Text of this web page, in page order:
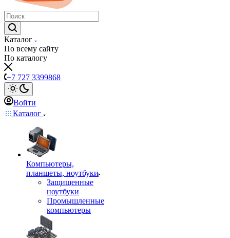
Каталог
По всему сайту
По каталогу
+7 727 3399868
Войти
Каталог
Компьютеры,
планшеты, ноутбуки
Защищенные
ноутбуки
Промышленные
компьютеры